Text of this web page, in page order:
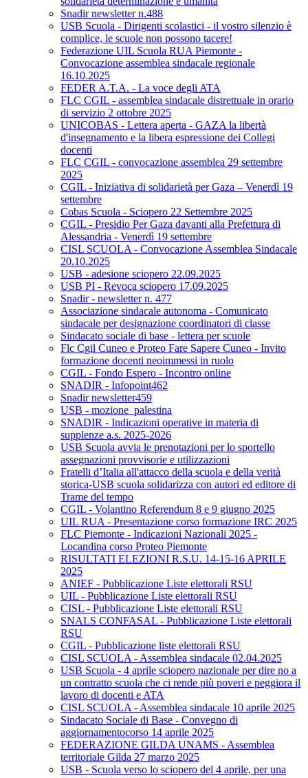
Snadir newsletter n.488
USB Scuola - Dirigenti scolastici - il vostro silenzio è
complice, le scuole non possono tacere!
Federazione UIL Scuola RUA Piemonte -
Convocazione assemblea sindacale regionale
16.10.2025
FEDER A.T.A. - La voce degli ATA
FLC CGIL - assemblea sindacale distrettuale in orario
di servizio 2 ottobre 2025
UNICOBAS - Lettera aperta - GAZA la libertà
d'insegnamento e la libera espressione dei Collegi
docenti
FLC CGIL - convocazione assemblea 29 settembre
2025
CGIL - Iniziativa di solidarietà per Gaza – Venerdì 19
settembre
Cobas Scuola - Sciopero 22 Settembre 2025
CGIL - Presidio Per Gaza davanti alla Prefettura di
Alessandria - Venerdì 19 settembre
CISL SCUOLA - Convocazione Assemblea Sindacale
20.10.2025
USB - adesione sciopero 22.09.2025
USB PI - Revoca sciopero 17.09.2025
Snadir - newsletter n. 477
Associazione sindacale autonoma - Comunicato
sindacale per designazione coordinatori di classe
Sindacato sociale di base - lettera per scuole
Flc Cgil Cuneo e Proteo Fare Sapere Cuneo - Invito
formazione docenti neoimmessi in ruolo
CGIL - Fondo Espero - Incontro online
SNADIR - Infopoint462
Snadir newsletter459
USB - mozione_palestina
SNADIR - Indicazioni operative in materia di
supplenze a.s. 2025-2026
USB Scuola avvia le prenotazioni per lo sportello
assegnazioni provvisorie e utilizzazioni
Fratelli d’Italia all'attacco della scuola e della verità
storica-USB scuola solidarizza con autori ed editore di
Trame del tempo
CGIL - Volantino Referendum 8 e 9 giugno 2025
UIL RUA - Presentazione corso formazione IRC 2025
FLC Piemonte - Indicazioni Nazionali 2025 -
Locandina corso Proteo Piemonte
RISULTATI ELEZIONI R.S.U. 14-15-16 APRILE
2025
ANIEF - Pubblicazione Liste elettorali RSU
UIL - Pubblicazione Liste elettorali RSU
CISL - Pubblicazione Liste elettorali RSU
SNALS CONFASAL - Pubblicazione Liste elettorali
RSU
CGIL - Pubblicazione liste elettorali RSU
CISL SCUOLA - Assemblea sindacale 02.04.2025
USB Scuola - 4 aprile sciopero nazionale per dire no a
un contratto scuola che ci rende più poveri e peggiora il
lavoro di docenti e ATA
CISL SCUOLA - Assemblea sindacale 10 aprile 2025
Sindacato Sociale di Base - Convegno di
aggiornamentocorso 14 aprile 2025
FEDERAZIONE GILDA UNAMS - Assemblea
territoriale Gilda 27 marzo 2025
USB - Scuola verso lo sciopero del 4 aprile, per una